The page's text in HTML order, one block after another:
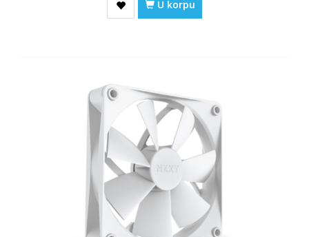
U korpu